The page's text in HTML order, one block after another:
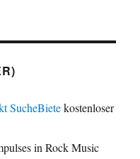
SucheBietekostenloser
in Rock Music